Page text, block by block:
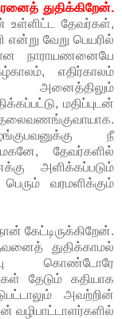
துதிக்கிறேன்.
உள்ளிட்ட தேவர்கள்,
வேறு பெயரில்
நாராயணனையே
எதிர்காலம்
அனைத்திலும்
மதிப்புடன்
தலைவணங்குவாயாக.
நீ
தேவர்களில்
அளிக்கப்படும்
வரமளிக்கும்
கேட்டிருக்கிறேன்.
துதிக்காமல்
கொண்டோரே
தேடும் கதியாக
அவற்றின்
வழிபாட்டாளர்களில்